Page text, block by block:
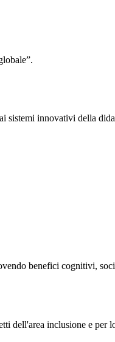
sistemi innovativi della
benefici cognitivi,
dell'area inclusione e per